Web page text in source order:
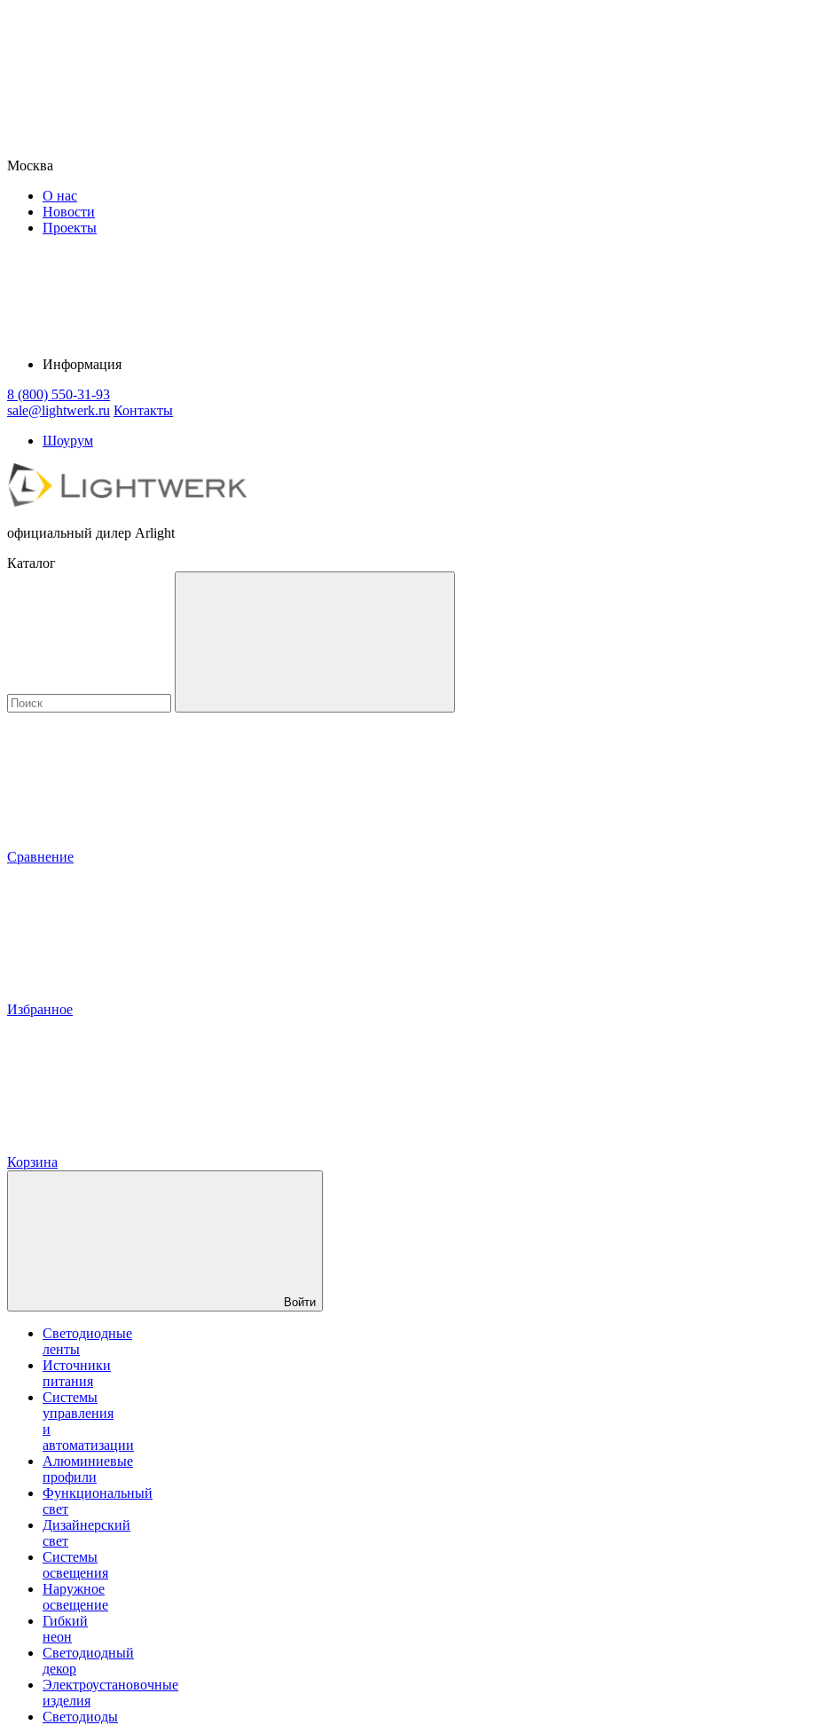
Москва
О нас
Новости
Проекты
Информация
8 (800) 550-31-93
sale@lightwerk.ru Контакты
Шоурум
официальный дилер Arlight
Каталог
Сравнение
Избранное
Корзина
Войти
Светодиодные
ленты
Источники
питания
Системы
управления
и
автоматизации
Алюминиевые
профили
Функциональный
свет
Дизайнерский
свет
Системы
освещения
Наружное
освещение
Гибкий
неон
Светодиодный
декор
Электроустановочные
изделия
Светодиоды